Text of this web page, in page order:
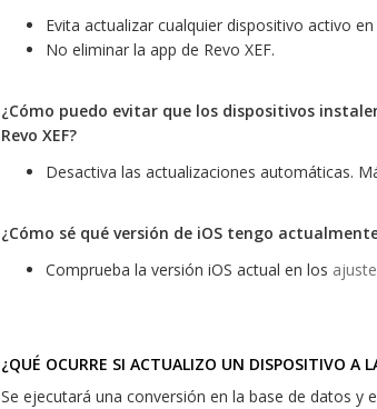
Evita actualizar cualquier dispositivo activo
No eliminar la app de Revo XEF.
¿Cómo puedo evitar que los dispositivos
Revo XEF?
Desactiva las actualizaciones automáticas.
¿Cómo sé qué versión de iOS tengo
Comprueba la versión iOS actual en los
¿QUÉ OCURRE SI ACTUALIZO UN DISPOSITIVO A
Se ejecutará una conversión en la base de datos y